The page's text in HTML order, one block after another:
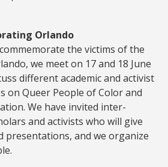
Orlando
the victims of the
we meet on 17 and 18 June
different academic and activist
on Queer People of Color and
We have invited inter-
and activists who will give
presentations, and we organize